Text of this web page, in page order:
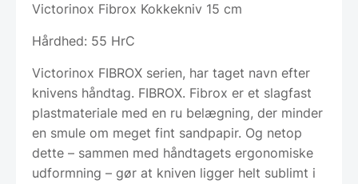
Victorinox Fibrox Kokkekniv 15 cm
Hårdhed: 55 HrC
Victorinox FIBROX serien, har taget navn efter
knivens håndtag. FIBROX. Fibrox er et slagfast
plastmateriale med en ru belægning, der minder
en smule om meget fint sandpapir. Og netop
dette – sammen med håndtagets ergonomiske
udformning – gør at kniven ligger helt sublimt i